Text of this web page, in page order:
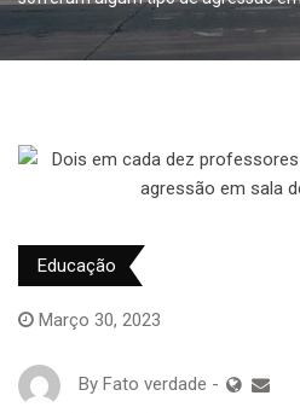
Educação
Março 30, 2023
By Fato verdade -